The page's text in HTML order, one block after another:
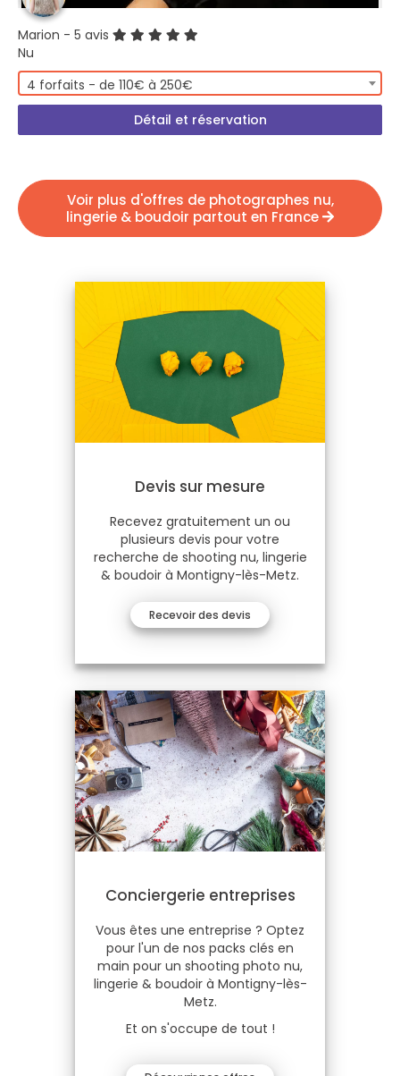
Marion - 5 avis
Nu
4 forfaits - de 110€ à 250€
Détail et réservation
Voir plus d'offres de photographes nu,
lingerie & boudoir partout en France
Devis sur mesure
Recevez gratuitement un ou
plusieurs devis pour votre
recherche de shooting nu, lingerie
& boudoir à Montigny-lès-Metz.
Recevoir des devis
Conciergerie entreprises
Vous êtes une entreprise ? Optez
pour l'un de nos packs clés en
main pour un shooting photo nu,
lingerie & boudoir à Montigny-lès-
Metz.
Et on s'occupe de tout !